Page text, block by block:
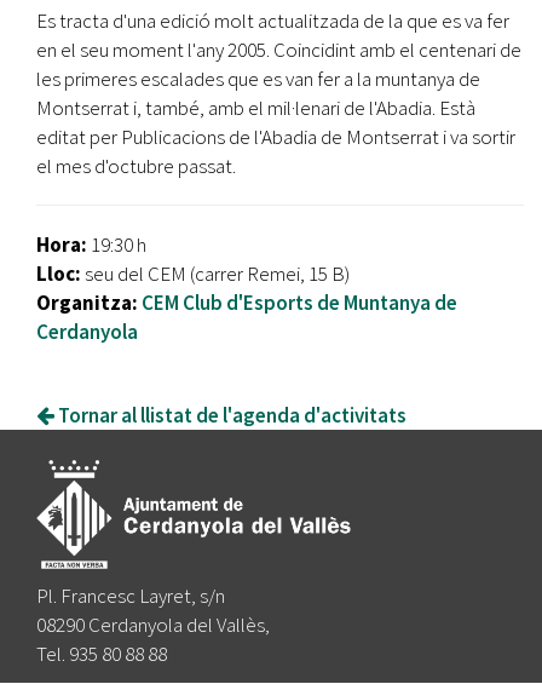
Es tracta d'una edició molt actualitzada de la que es va fer
en el seu moment l'any 2005. Coincidint amb el centenari de
les primeres escalades que es van fer a la muntanya de
Montserrat i, també, amb el mil·lenari de l'Abadia. Està
editat per Publicacions de l'Abadia de Montserrat i va sortir
el mes d'octubre passat.
Hora: 19:30 h
Lloc:seu del CEM (carrer Remei, 15 B)
Organitza: CEM Club d'Esports de Muntanya de
Cerdanyola
Tornar al llistat de l'agenda d'activitats
Pl. Francesc Layret, s/n
08290 Cerdanyola del Vallès,
Tel. 935 80 88 88